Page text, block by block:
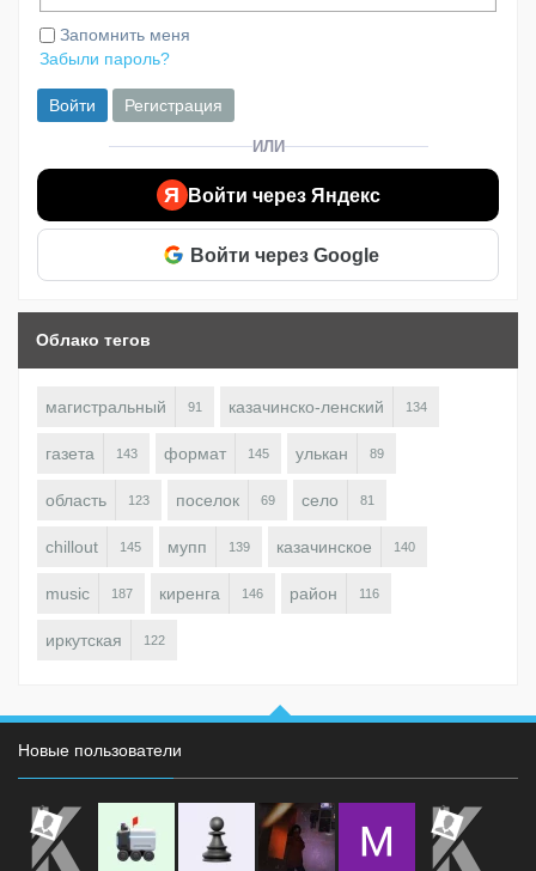
Запомнить меня
Забыли пароль?
Войти Регистрация
ИЛИ
Я Войти через Яндекс
Войти через Google
Облако тегов
магистральный 91 казачинско-ленский 134
газета 143 формат 145 улькан 89
область 123 поселок 69 село 81
chillout 145 мупп 139 казачинское 140
music 187 киренга 146 район 116
иркутская 122
Новые пользователи